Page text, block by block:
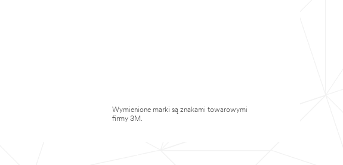
Wymienione marki są znakami towarowymi
firmy 3M.